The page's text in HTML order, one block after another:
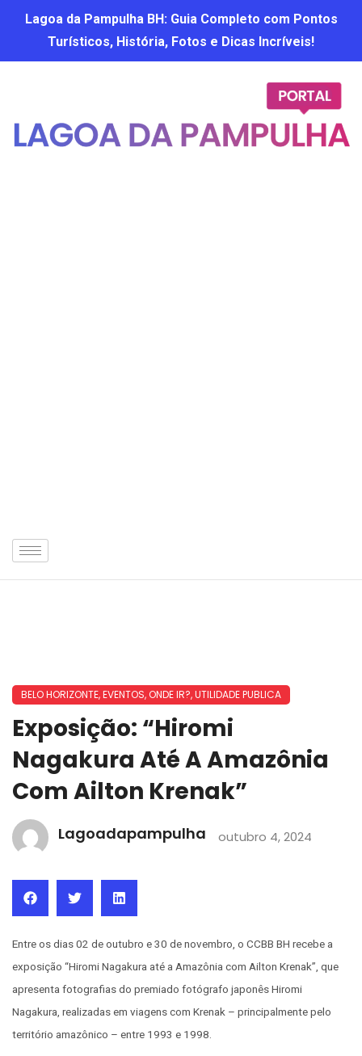
Lagoa da Pampulha BH: Guia Completo com Pontos
Turísticos, História, Fotos e Dicas Incríveis!
BELO HORIZONTE,EVENTOS, ONDE IR?,UTILIDADE PUBLICA
Exposição: “Hiromi
Nagakura Até A Amazônia
Com Ailton Krenak”
Lagoadapampulha outubro 4, 2024
Entre os dias 02 de outubro e 30 de novembro, o CCBB BH recebe a
exposição “Hiromi Nagakura até a Amazônia com Ailton Krenak”, que
apresenta fotografias do premiado fotógrafo japonês Hiromi
Nagakura, realizadas em viagens com Krenak – principalmente pelo
território amazônico – entre 1993 e 1998.